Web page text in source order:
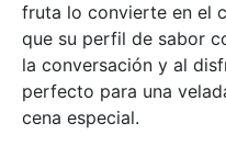
fruta lo convierte en el
que su perfil de sabor
la conversación y al
perfecto para una
cena especial.